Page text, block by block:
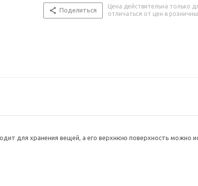
Поделиться
Цена действительна только
отличаться от цен в
для хранения вещей, а его верхнюю поверхность можно